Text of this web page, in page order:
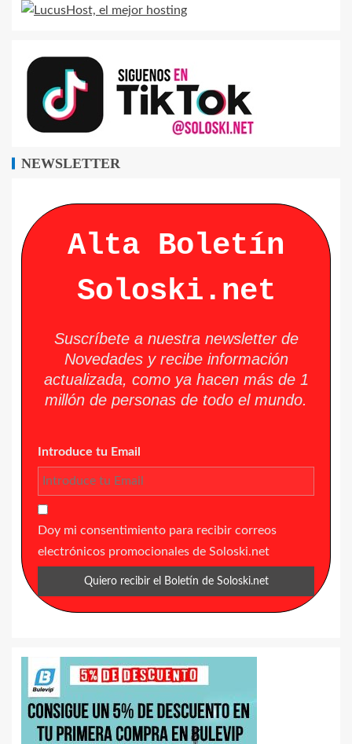
NEWSLETTER
Alta Boletín
Soloski.net
Suscríbete a nuestra newsletter de
Novedades y recibe información
actualizada, como ya hacen más de 1
millón de personas de todo el mundo.
Introduce tu Email
Doy mi consentimiento para recibir correos
electrónicos promocionales de Soloski.net